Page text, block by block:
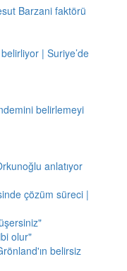
Barzani faktörü
| Suriye’de
belirlemeyi
anlatıyor
çözüm süreci |
olur"
belirsiz